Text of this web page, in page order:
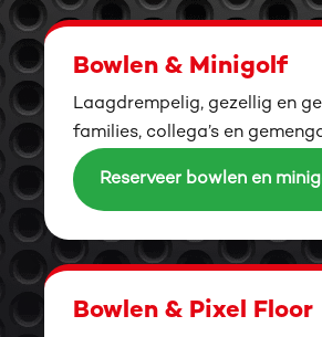
Bowlen & Minigolf
Laagdrempelig, gezellig en
families, collega’s en
Reserveer bowlen en
Bowlen & Pixel Floor